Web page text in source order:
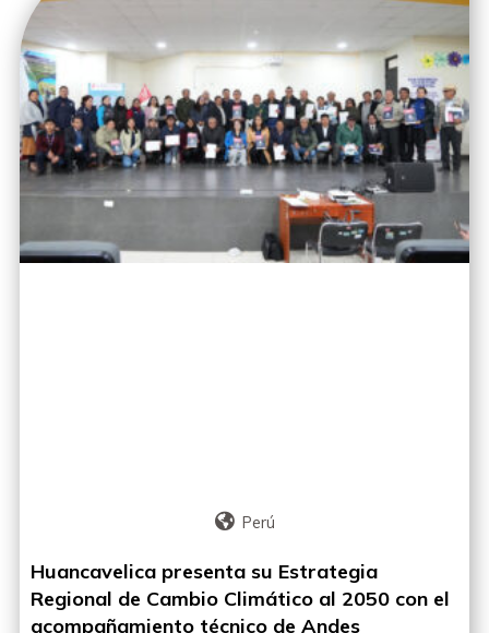
Perú
Huancavelica presenta su Estrategia
Regional de Cambio Climático al 2050 con el
acompañamiento técnico de Andes